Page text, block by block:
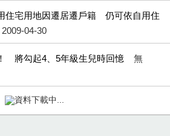
住宅用地因遷居遷戶籍 仍可依自用住
2009-04-30
將勾起4、5年級生兒時回憶
無
出爐 「勞工強（阿強）」拔得頭籌